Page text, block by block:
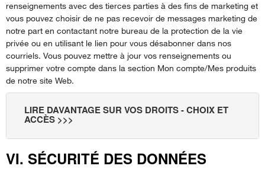
renseignements avec des tierces parties à des fins de marketing et
vous pouvez choisir de ne pas recevoir de messages marketing de
notre part en contactant notre bureau de la protection de la vie
privée ou en utilisant le lien pour vous désabonner dans nos
courriels. Vous pouvez mettre à jour vos renseignements ou
supprimer votre compte dans la section Mon compte/Mes produits
de notre site Web.
LIRE DAVANTAGE SUR VOS DROITS - CHOIX ET
ACCÈS >>>
VI. SÉCURITÉ DES DONNÉES